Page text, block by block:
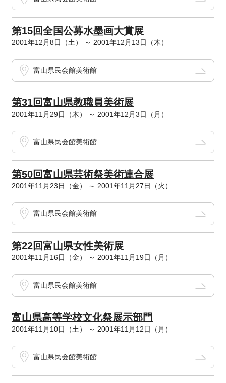
第15回全国公募水墨画大賞展
2001年12月8日（土） ～ 2001年12月13日（木）
富山県民会館美術館
第31回富山県教職員美術展
2001年11月29日（木） ～ 2001年12月3日（月）
富山県民会館美術館
第50回富山県芸術祭美術連合展
2001年11月23日（金） ～ 2001年11月27日（火）
富山県民会館美術館
第22回富山県女性美術展
2001年11月16日（金） ～ 2001年11月19日（月）
富山県民会館美術館
富山県高等学校文化祭展示部門
2001年11月10日（土） ～ 2001年11月12日（月）
富山県民会館美術館